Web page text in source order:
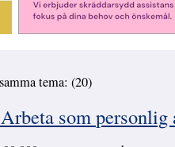
tema: (20)
som personlig